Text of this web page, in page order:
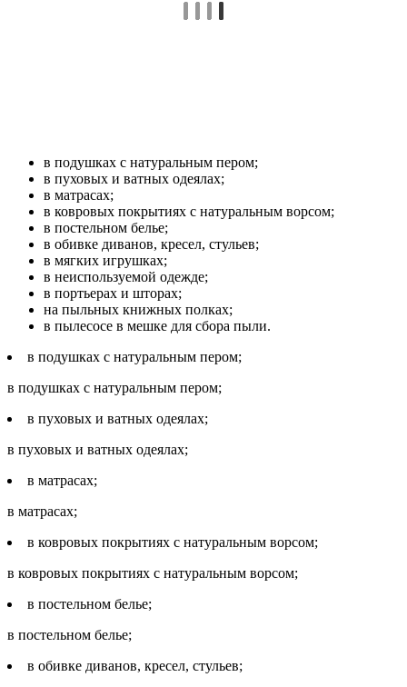
в подушках с натуральным пером;
в пуховых и ватных одеялах;
в матрасах;
в ковровых покрытиях с натуральным ворсом;
в постельном белье;
в обивке диванов, кресел, стульев;
в мягких игрушках;
в неиспользуемой одежде;
в портьерах и шторах;
на пыльных книжных полках;
в пылесосе в мешке для сбора пыли.
в подушках с натуральным пером;
в подушках с натуральным пером;
в пуховых и ватных одеялах;
в пуховых и ватных одеялах;
в матрасах;
в матрасах;
в ковровых покрытиях с натуральным ворсом;
в ковровых покрытиях с натуральным ворсом;
в постельном белье;
в постельном белье;
в обивке диванов, кресел, стульев;